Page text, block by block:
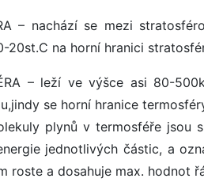
– nachází se mezi
20st.C na horní hranici
– leží ve výšce asi 80-
se horní hranice
plynů v termosféře jsou
jednotlivých částic, a
roste a dosahuje max. hodnot